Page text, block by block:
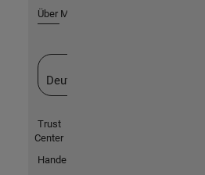
Über MathWorks
Deutschland
Trust
Center
Handelsmarken